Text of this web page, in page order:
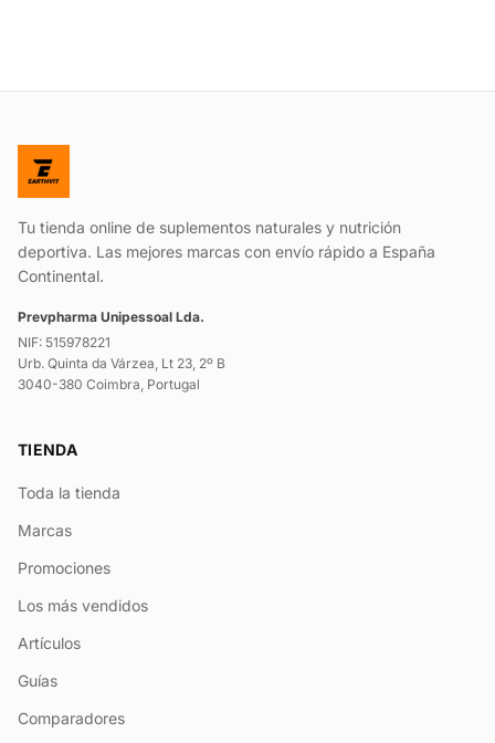
Tu tienda online de suplementos naturales y nutrición
deportiva. Las mejores marcas con envío rápido a España
Continental.
Prevpharma Unipessoal Lda.
NIF: 515978221
Urb. Quinta da Várzea, Lt 23, 2º B
3040-380 Coimbra, Portugal
TIENDA
Toda la tienda
Marcas
Promociones
Los más vendidos
Artículos
Guías
Comparadores